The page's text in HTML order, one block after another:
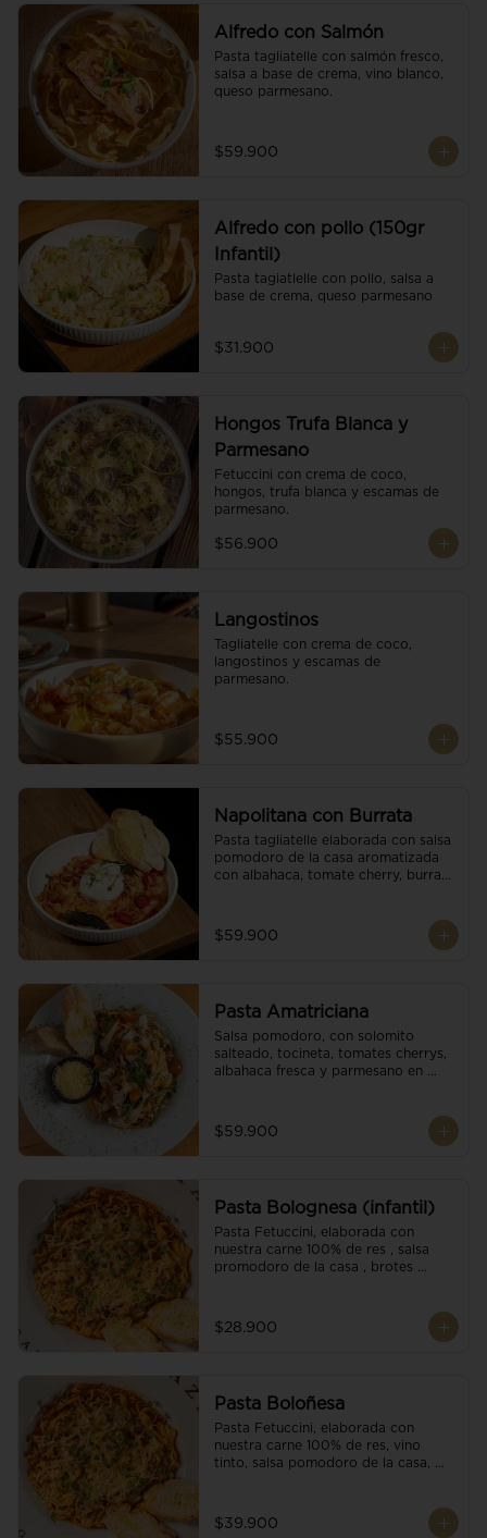
Alfredo con Salmón
Pasta tagliatelle con salmón fresco,
salsa a base de crema, vino blanco,
queso parmesano.
$59.900
Alfredo con pollo (150gr
Infantil)
Pasta tagiatlelle con pollo, salsa a
base de crema, queso parmesano
$31.900
Hongos Trufa Blanca y
Parmesano
Fetuccini con crema de coco,
hongos, trufa blanca y escamas de
parmesano.
$56.900
Langostinos
Tagliatelle con crema de coco,
langostinos y escamas de
parmesano.
$55.900
Napolitana con Burrata
Pasta tagliatelle elaborada con salsa
pomodoro de la casa aromatizada
con albahaca, tomate cherry, burrata
$59.900
Pasta Amatriciana
Salsa pomodoro, con solomito
salteado, tocineta, tomates cherrys,
albahaca fresca y parmesano en
$59.900
Pasta Bolognesa (infantil)
Pasta Fetuccini, elaborada con
nuestra carne 100% de res , salsa
promodoro de la casa , brotes
$28.900
Pasta Boloñesa
Pasta Fetuccini, elaborada con
nuestra carne 100% de res, vino
tinto, salsa pomodoro de la casa,
$39.900